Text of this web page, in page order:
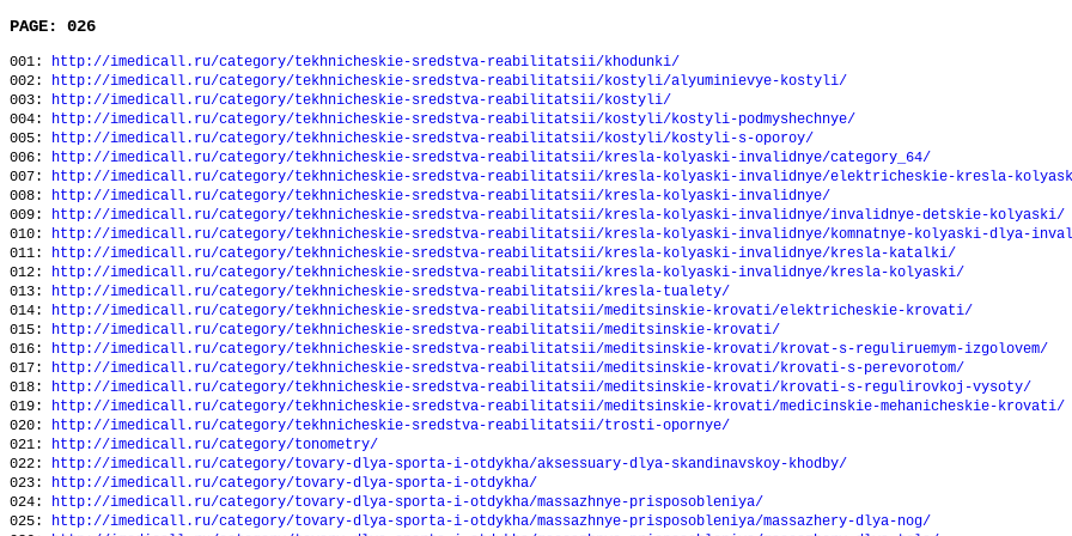
PAGE: 026
001: http://imedicall.ru/category/tekhnicheskie-sredstva-reabilitatsii/khodunki/
002: http://imedicall.ru/category/tekhnicheskie-sredstva-reabilitatsii/kostyli/alyuminievye-kostyli/
003: http://imedicall.ru/category/tekhnicheskie-sredstva-reabilitatsii/kostyli/
004: http://imedicall.ru/category/tekhnicheskie-sredstva-reabilitatsii/kostyli/kostyli-podmyshechnye/
005: http://imedicall.ru/category/tekhnicheskie-sredstva-reabilitatsii/kostyli/kostyli-s-oporoy/
006: http://imedicall.ru/category/tekhnicheskie-sredstva-reabilitatsii/kresla-kolyaski-invalidnye/category_64/
007: http://imedicall.ru/category/tekhnicheskie-sredstva-reabilitatsii/kresla-kolyaski-invalidnye/elektricheskie-kresla-
008: http://imedicall.ru/category/tekhnicheskie-sredstva-reabilitatsii/kresla-kolyaski-invalidnye/
009: http://imedicall.ru/category/tekhnicheskie-sredstva-reabilitatsii/kresla-kolyaski-invalidnye/invalidnye-detskie-kolyaski/
010: http://imedicall.ru/category/tekhnicheskie-sredstva-reabilitatsii/kresla-kolyaski-invalidnye/komnatnye-kolyaski-dlya-
011: http://imedicall.ru/category/tekhnicheskie-sredstva-reabilitatsii/kresla-kolyaski-invalidnye/kresla-katalki/
012: http://imedicall.ru/category/tekhnicheskie-sredstva-reabilitatsii/kresla-kolyaski-invalidnye/kresla-kolyaski/
013: http://imedicall.ru/category/tekhnicheskie-sredstva-reabilitatsii/kresla-tualety/
014: http://imedicall.ru/category/tekhnicheskie-sredstva-reabilitatsii/meditsinskie-krovati/elektricheskie-krovati/
015: http://imedicall.ru/category/tekhnicheskie-sredstva-reabilitatsii/meditsinskie-krovati/
016: http://imedicall.ru/category/tekhnicheskie-sredstva-reabilitatsii/meditsinskie-krovati/krovat-s-reguliruemym-izgolovem/
017: http://imedicall.ru/category/tekhnicheskie-sredstva-reabilitatsii/meditsinskie-krovati/krovati-s-perevorotom/
018: http://imedicall.ru/category/tekhnicheskie-sredstva-reabilitatsii/meditsinskie-krovati/krovati-s-regulirovkoj-vysoty/
019: http://imedicall.ru/category/tekhnicheskie-sredstva-reabilitatsii/meditsinskie-krovati/medicinskie-mehanicheskie-krovati/
020: http://imedicall.ru/category/tekhnicheskie-sredstva-reabilitatsii/trosti-opornye/
021: http://imedicall.ru/category/tonometry/
022: http://imedicall.ru/category/tovary-dlya-sporta-i-otdykha/aksessuary-dlya-skandinavskoy-khodby/
023: http://imedicall.ru/category/tovary-dlya-sporta-i-otdykha/
024: http://imedicall.ru/category/tovary-dlya-sporta-i-otdykha/massazhnye-prisposobleniya/
025: http://imedicall.ru/category/tovary-dlya-sporta-i-otdykha/massazhnye-prisposobleniya/massazhery-dlya-nog/